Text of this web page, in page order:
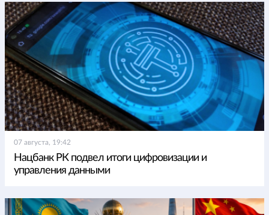
07 августа, 19:42
Нацбанк РК подвел итоги цифровизации и
управления данными